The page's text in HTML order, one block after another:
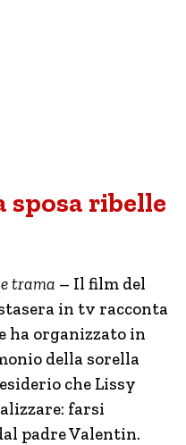
sposa ribelle
trama – Il film del
in tv racconta
ha organizzato in
della sorella
che Lissy
farsi
padre Valentin.